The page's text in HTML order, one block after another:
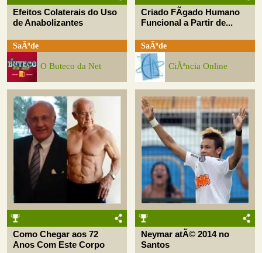
Efeitos Colaterais do Uso
de Anabolizantes
SaÃºde
O Buteco da Net
Criado FÃ­gado Humano
Funcional a Partir de...
SaÃºde
CiÃªncia Online
Como Chegar aos 72
Anos Com Este Corpo
Neymar atÃ© 2014 no
Santos